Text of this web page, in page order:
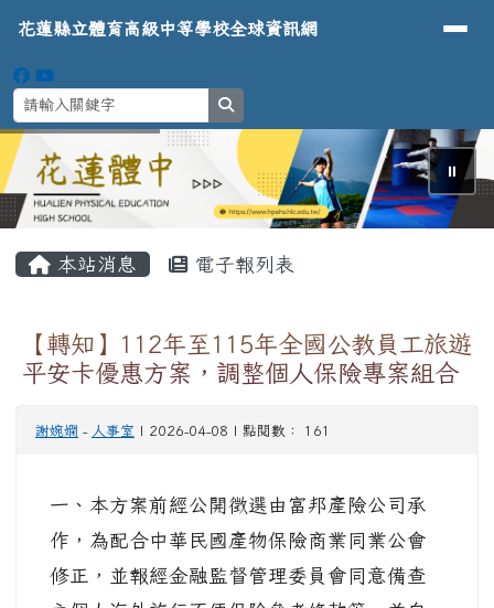
花蓮縣立體育高級中等學校全球資
導覽列
花蓮縣立體育高級中等學校全球資訊網
⏸
本站消息 電子報列表
【轉知】112年至115年全國公教員工旅遊
平安卡優惠方案，調整個人保險專案組合
謝婉嫻 - 人事室 | 2026-04-08 | 點閱數： 161
一、本方案前經公開徵選由富邦產險公司承
作，為配合中華民國產物保險商業同業公會
修正，並報經金融監督管理委員會同意備查